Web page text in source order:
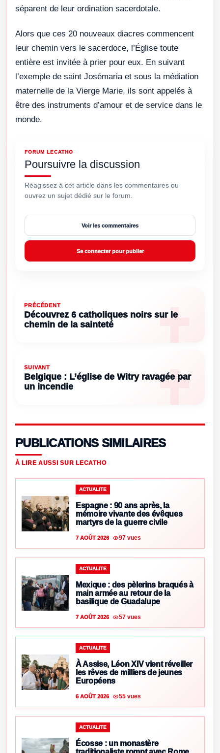
séparent de leur ordination sacerdotale.
Alors que ces 20 nouveaux diacres commencent
leur chemin vers le sacerdoce, l’Église toute
entière est invitée à prier pour eux. En suivant
l’exemple de saint Josémaria et sous la médiation
maternelle de la Vierge Marie, ils sont appelés à
être des instruments d’amour et de service dans le
monde.
FORUM LECATHO
Poursuivre la discussion
Réagissez à cet article dans les commentaires ou
ouvrez un sujet dédié sur le forum.
Voir les commentaires
Se connecter pour publier
PRÉCÉDENT
Découvrez 6 catholiques noirs sur le
chemin de la sainteté
SUIVANT
Belgique : L’église de Witry ravagée par
un incendie
PUBLICATIONS SIMILAIRES
À LIRE AUSSI SUR LECATHO
ACTUALITE
Espagne : 90 ans après, la
mémoire vivante des évêques
martyrs de la guerre civile
7 AOÛT 2026 97 vues
ACTUALITE
Mexique : des pèlerins braqués à
main armée au retour de la
basilique de Guadalupe
7 AOÛT 2026 57 vues
ACTUALITE
À Assise, Léon XIV vient réveiller
les rêves de milliers de jeunes
Européens
6 AOÛT 2026 55 vues
ACTUALITE
Écosse : un monastère